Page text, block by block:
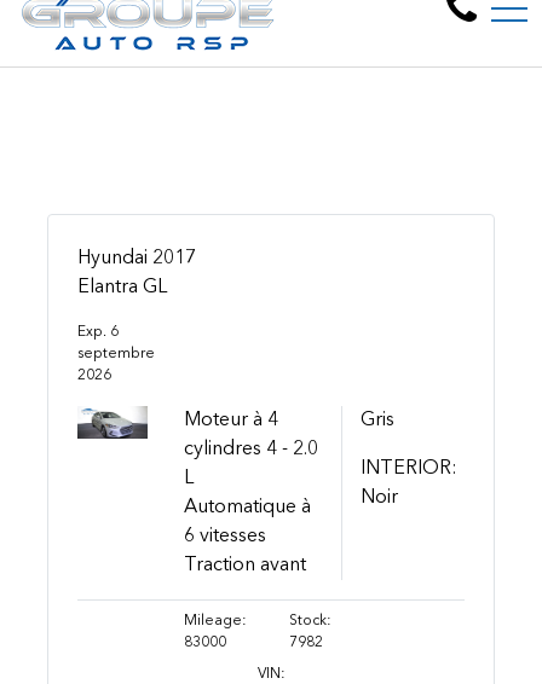
Bienvenue chez Groupe
6805 Pl. Pascal Gagnon, Montréal-Nord, QC, CA H1P 2V8
EN
Hyundai 2017
Elantra GL
Exp. 6
septembre
2026
Moteur à 4
cylindres 4 - 2.0
L
Automatique à
6 vitesses
Traction avant
Gris
INTERIOR:
Noir
Mileage:
83000
Stock:
7982
VIN: